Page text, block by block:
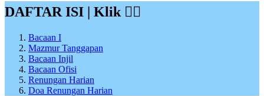
DAFTAR ISI | Klik 👇🏻
Bacaan I
Mazmur Tanggapan
Bacaan Injil
Bacaan Ofisi
Renungan Harian
Doa Renungan Harian